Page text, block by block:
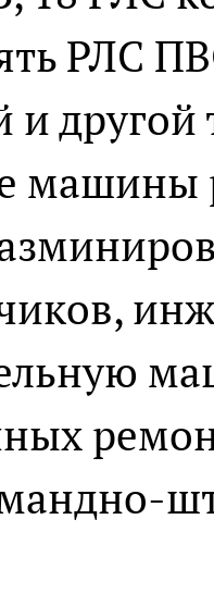
РЛС
другой
машины